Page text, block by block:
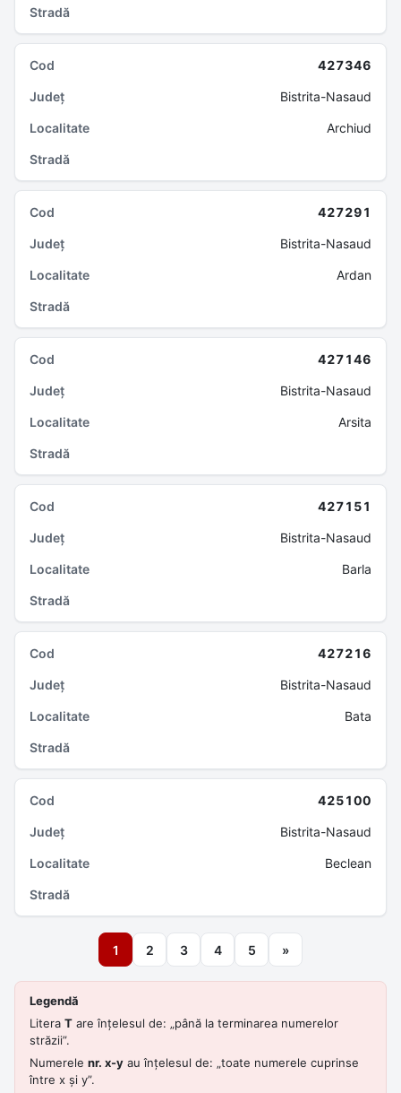
427346
Bistrita-Nasaud
Archiud
427291
Bistrita-Nasaud
Ardan
427146
Bistrita-Nasaud
Arsita
427151
Bistrita-Nasaud
Barla
427216
Bistrita-Nasaud
Bata
425100
Bistrita-Nasaud
Beclean
1 2 3 4 5 »
Legendă
Litera T are înțelesul de: „până la terminarea numerelor
străzii”.
Numerele nr. x-y au înțelesul de: „toate numerele cuprinse
între x și y”.